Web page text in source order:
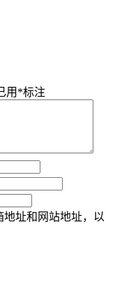
用 *标注
址和网站地址，以